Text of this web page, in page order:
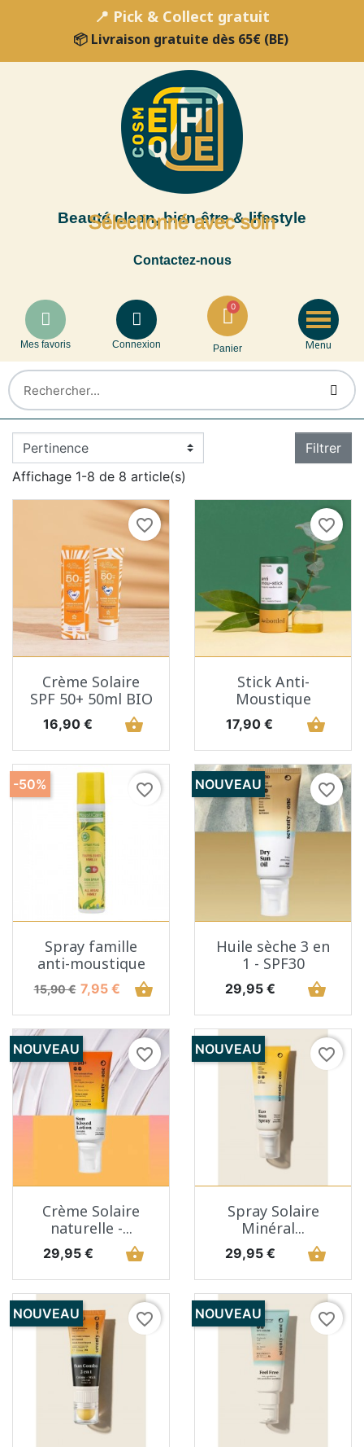
📍 Pick & Collect gratuit
📦 Livraison gratuite dès 65€ (BE)
Beauté clean, bien-être & lifestyle
Sélectionné avec soin
Contactez-nous
Mes favoris Connexion Panier Menu
Filtrer
Affichage 1-8 de 8 article(s)
favorite_border
Crème Solaire
SPF 50+ 50ml BIO
Prix
16,90 € shopping_basket
favorite_border
Stick Anti-
Moustique
Prix
17,90 € shopping_basket
favorite_border
Spray famille
anti-moustique
Prix de base
15,90 € Prix
7,95 € shopping_basket
-50% favorite_border
Huile sèche 3 en
1 - SPF30
Prix
29,95 € shopping_basket
NOUVEAU
favorite_border
Crème Solaire
naturelle -...
Prix
29,95 € shopping_basket
NOUVEAU favorite_border
Spray Solaire
Minéral...
Prix
29,95 € shopping_basket
NOUVEAU
favorite_border
NOUVEAU favorite_border
NOUVEAU